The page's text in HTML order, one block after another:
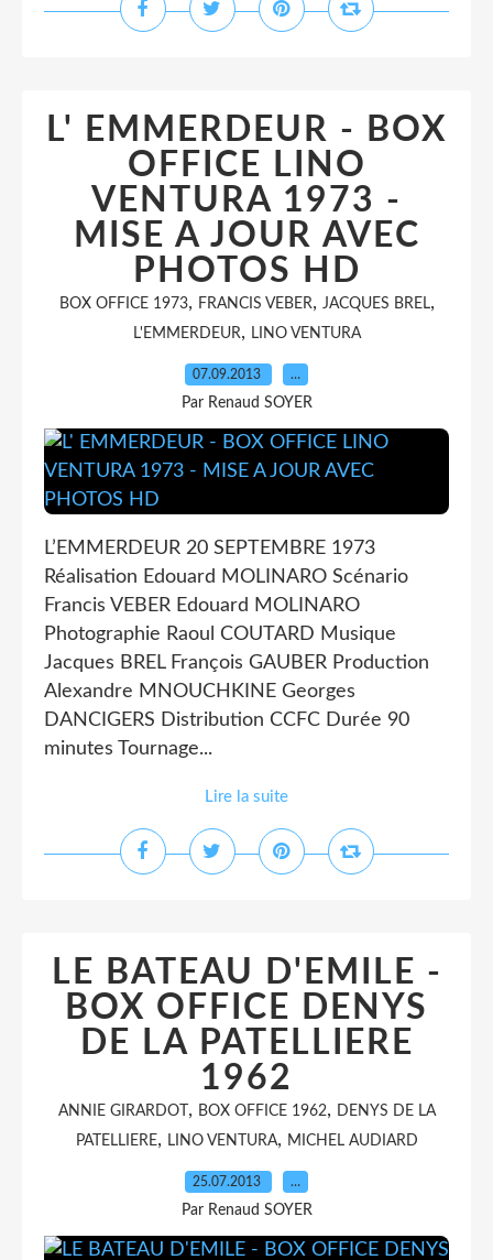
L' EMMERDEUR - BOX
OFFICE LINO
VENTURA 1973 -
MISE A JOUR AVEC
PHOTOS HD
BOX OFFICE 1973, FRANCIS VEBER, JACQUES BREL,
L'EMMERDEUR, LINO VENTURA
07.09.2013 …
Par Renaud SOYER
L’EMMERDEUR 20 SEPTEMBRE 1973
Réalisation Edouard MOLINARO Scénario
Francis VEBER Edouard MOLINARO
Photographie Raoul COUTARD Musique
Jacques BREL François GAUBER Production
Alexandre MNOUCHKINE Georges
DANCIGERS Distribution CCFC Durée 90
minutes Tournage...
Lire la suite
LE BATEAU D'EMILE -
BOX OFFICE DENYS
DE LA PATELLIERE
1962
ANNIE GIRARDOT , BOX OFFICE 1962, DENYS DE LA
PATELLIERE, LINO VENTURA, MICHEL AUDIARD
25.07.2013 …
Par Renaud SOYER